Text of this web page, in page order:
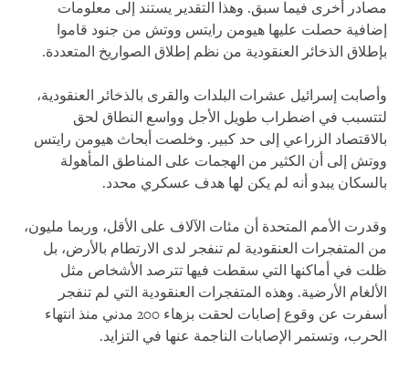
مصادر أخرى فيما سبق. وهذا التقدير يستند إلى معلومات
إضافية حصلت عليها هيومن رايتس ووتش من جنود قاموا
بإطلاق الذخائر العنقودية من نظم إطلاق الصواريخ المتعددة.
وأصابت إسرائيل عشرات البلدات والقرى بالذخائر العنقودية،
لتتسبب في اضطراب طويل الأجل وواسع النطاق لحق
بالاقتصاد الزراعي إلى حد كبير. وخلصت أبحاث هيومن رايتس
ووتش إلى أن الكثير من الهجمات على المناطق المأهولة
بالسكان يبدو أنه لم يكن لها هدف عسكري محدد.
وقدرت الأمم المتحدة أن مئات الآلاف على الأقل، وربما مليون،
من المتفجرات العنقودية لم تنفجر لدى الارتطام بالأرض، بل
ظلت في أماكنها التي سقطت فيها تترصد الأشخاص مثل
الألغام الأرضية. وهذه المتفجرات العنقودية التي لم تنفجر
أسفرت عن وقوع إصابات لحقت بزهاء 200 مدني منذ انتهاء
الحرب، وتستمر الإصابات الناجمة عنها في التزايد.